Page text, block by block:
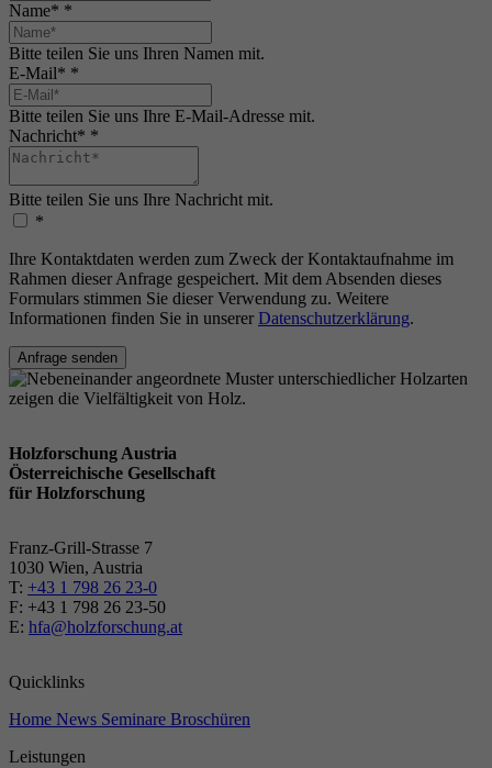
Name* *
Bitte teilen Sie uns Ihren Namen mit.
E-Mail* *
Bitte teilen Sie uns Ihre E-Mail-Adresse mit.
Nachricht* *
Bitte teilen Sie uns Ihre Nachricht mit.
*
Ihre Kontaktdaten werden zum Zweck der Kontaktaufnahme im
Rahmen dieser Anfrage gespeichert. Mit dem Absenden dieses
Formulars stimmen Sie dieser Verwendung zu. Weitere
Informationen finden Sie in unserer Datenschutzerklärung.
Anfrage senden
Holzforschung Austria
Österreichische Gesellschaft
für Holzforschung
Franz-Grill-Strasse 7
1030 Wien, Austria
T: +43 1 798 26 23-0
​​F: +43 1 798 26 23-50
E: hfa@holzforschung.at
Quicklinks
Home News Seminare Broschüren
Leistungen